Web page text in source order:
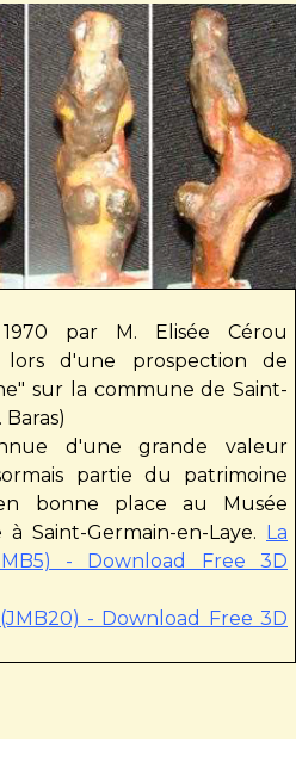
par M. Elisée Cérou
d'une prospection de
sur la commune de Saint-
d'une grande valeur
partie du patrimoine
bonne place au Musée
Saint-Germain-en-Laye.
La
- Download Free 3D
- Download Free 3D